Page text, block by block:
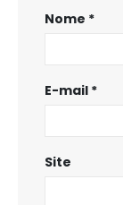
Nome *
E-mail *
Site